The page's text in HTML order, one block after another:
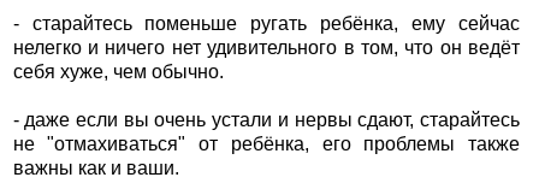
- старайтесь поменьше ругать ребёнка, ему сейчас
нелегко и ничего нет удивительного в том, что он ведёт
себя хуже, чем обычно.
- даже если вы очень устали и нервы сдают, старайтесь
не "отмахиваться" от ребёнка, его проблемы также
важны как и ваши.